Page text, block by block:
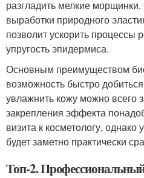
разгладить мелкие
выработки природного
позволит ускорить процессы
упругость эпидермиса.
Основным преимуществом
возможность быстро
увлажнить кожу можно всего
закрепления эффекта
визита к косметологу,
будет заметно практически
Топ-2.